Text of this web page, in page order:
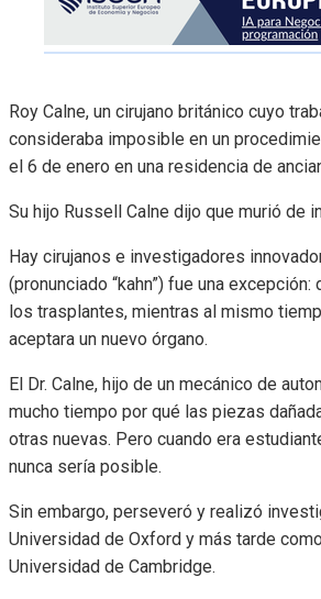
Roy Calne, un cirujano británico cuyo
consideraba imposible en un
el 6 de enero en una residencia de
Su hijo Russell Calne dijo que murió de
Hay cirujanos e investigadores
(pronunciado “kahn”) fue una
los trasplantes, mientras al mismo
aceptara un nuevo órgano.
El Dr. Calne, hijo de un mecánico de
mucho tiempo por qué las piezas
otras nuevas. Pero cuando era
nunca sería posible.
Sin embargo, perseveró y realizó
Universidad de Oxford y más tarde
Universidad de Cambridge.